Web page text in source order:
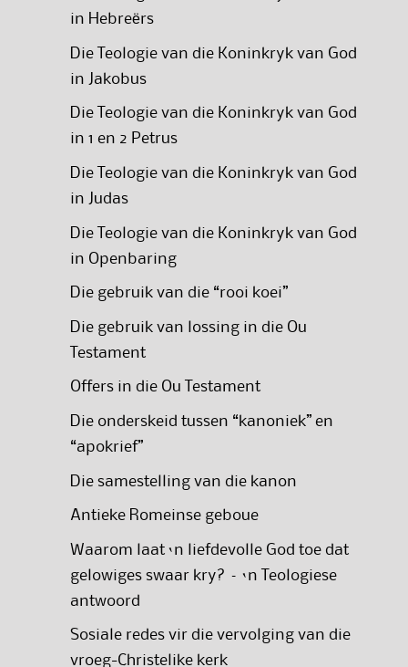
in Hebreërs
Die Teologie van die Koninkryk van God
in Jakobus
Die Teologie van die Koninkryk van God
in 1 en 2 Petrus
Die Teologie van die Koninkryk van God
in Judas
Die Teologie van die Koninkryk van God
in Openbaring
Die gebruik van die “rooi koei”
Die gebruik van lossing in die Ou
Testament
Offers in die Ou Testament
Die onderskeid tussen “kanoniek” en
“apokrief”
Die samestelling van die kanon
Antieke Romeinse geboue
Waarom laat ‘n liefdevolle God toe dat
gelowiges swaar kry? – ‘n Teologiese
antwoord
Sosiale redes vir die vervolging van die
vroeg-Christelike kerk